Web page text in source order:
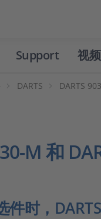
Support 视频
DARTS DARTS
M 和
件时，